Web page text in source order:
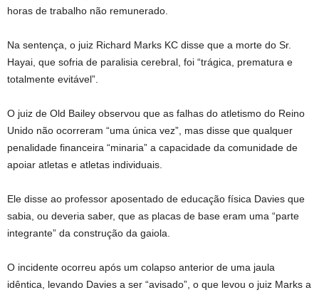
horas de trabalho não remunerado.
Na sentença, o juiz Richard Marks KC disse que a morte do Sr.
Hayai, que sofria de paralisia cerebral, foi “trágica, prematura e
totalmente evitável”.
O juiz de Old Bailey observou que as falhas do atletismo do Reino
Unido não ocorreram “uma única vez”, mas disse que qualquer
penalidade financeira “minaria” a capacidade da comunidade de
apoiar atletas e atletas individuais.
Ele disse ao professor aposentado de educação física Davies que
sabia, ou deveria saber, que as placas de base eram uma “parte
integrante” da construção da gaiola.
O incidente ocorreu após um colapso anterior de uma jaula
idêntica, levando Davies a ser “avisado”, o que levou o juiz Marks a